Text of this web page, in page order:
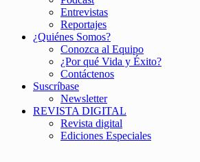
Entrevistas
Reportajes
¿Quiénes Somos?
Conozca al Equipo
¿Por qué Vida y Éxito?
Contáctenos
Suscríbase
Newsletter
REVISTA DIGITAL
Revista digital
Ediciones Especiales